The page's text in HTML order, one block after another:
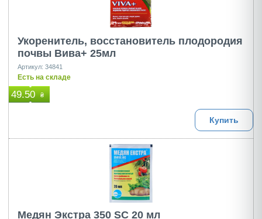
Укоренитель, восстановитель плодородия
почвы Вива+ 25мл
Артикул: 34841
Есть на складе
49.50 ₴
Купить
Медян Экстра 350 SC 20 мл